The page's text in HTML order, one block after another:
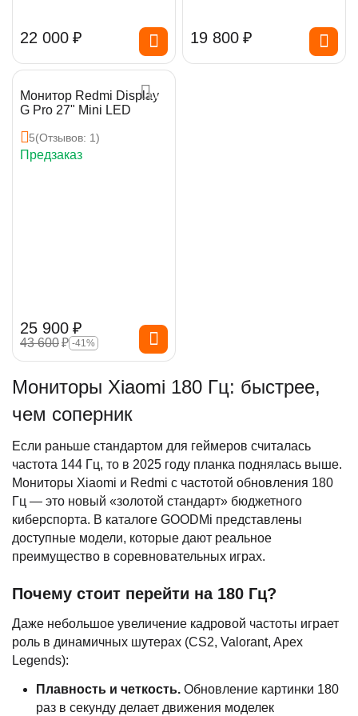
22 000 ₽ 19 800 ₽
Монитор Redmi Display
G Pro 27" Mini LED
5(Отзывов: 1)
Предзаказ
25 900 ₽
43 600₽ -41%
Мониторы Xiaomi 180 Гц: быстрее,
чем соперник
Если раньше стандартом для геймеров считалась
частота 144 Гц, то в 2025 году планка поднялась выше.
Мониторы Xiaomi и Redmi с частотой обновления 180
Гц — это новый «золотой стандарт» бюджетного
киберспорта. В каталоге GOODMi представлены
доступные модели, которые дают реальное
преимущество в соревновательных играх.
Почему стоит перейти на 180 Гц?
Даже небольшое увеличение кадровой частоты играет
роль в динамичных шутерах (CS2, Valorant, Apex
Legends):
Плавность и четкость. Обновление картинки 180
раз в секунду делает движения моделек